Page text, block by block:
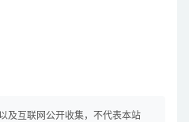
及互联网公开收集，不代表本站